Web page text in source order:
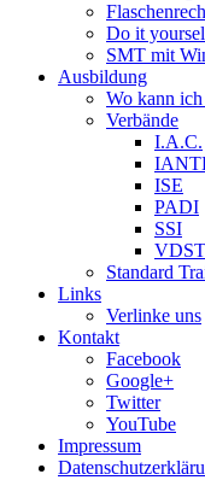
Do it
SMT mit
Ausbildung
Wo kann
Verbände
I.A.C.
ISE
PADI
SSI
Standard
Links
Verlinke uns
Kontakt
Facebook
Google+
Twitter
YouTube
Impressum